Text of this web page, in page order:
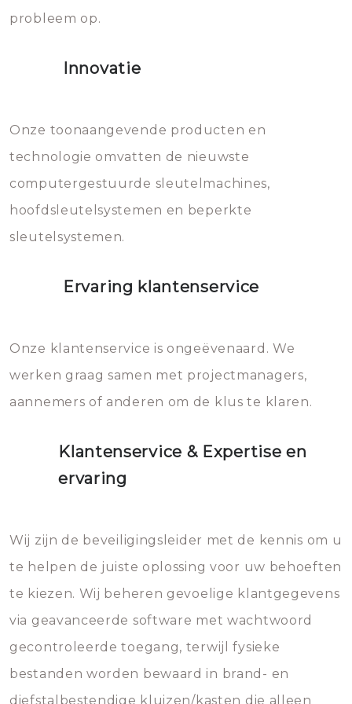
sloten veroorzaken, waardoor
geheel vervangen moet worden.
mee, die u gemakkelijk kunt
vermijden.
probleem op.
Innovatie
Onze toonaangevende producten en
technologie omvatten de nieuwste
computergestuurde sleutelmachines,
hoofdsleutelsystemen en beperkte
sleutelsystemen.
Ervaring klantenservice
Onze klantenservice is ongeëvenaard. We
werken graag samen met projectmanagers,
aannemers of anderen om de klus te klaren.
Klantenservice & Expertise en
ervaring
Wij zijn de beveiligingsleider met de kennis om u
te helpen de juiste oplossing voor uw behoeften
te kiezen. Wij beheren gevoelige klantgegevens
via geavanceerde software met wachtwoord
gecontroleerde toegang, terwijl fysieke
bestanden worden bewaard in brand- en
diefstalbestendige kluizen/kasten die alleen